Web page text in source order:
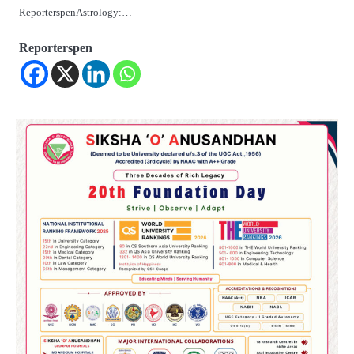
ReporterspenAstrology:…
Reporterspen
୨୦୨୭ ବିଶ୍ୱକପ ପାଇଁ ରବି ଶାସ୍ତ୍ରୀଙ୍କ ଟିମ୍,
ଆକାଶ ଚୋପ୍ରା ଦେଲେ ୧୦ରୁ ୮ ମାର୍କ
Reporters Pen
ଆଜି ସୁଦ୍ଧା ଆସିବ ବନ୍ୟା କ୍ଷୟକ୍ଷତି ରିପୋର୍ଟ
; ୨୨ଟି ଜିଲ୍ଲାକୁ ୧୧୦କୋଟି ଟଙ୍କା ମଞ୍ଜୁର
Reporters Pen
ସୁଦୃଢ଼ ହେବ ବିପର୍ଯ୍ୟୟ ପରିଚାଳନା ଭିତ୍ତିଭୂମି,